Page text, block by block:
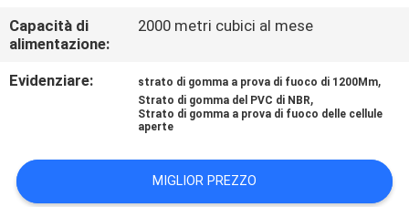
RICHIEDA
UNA
MAPPA
DEL
Capacità di
alimentazione:
2000 metri cubici al mese
Evidenziare: strato di gomma a prova di fuoco di 1200Mm,
Strato di gomma del PVC di NBR,
Strato di gomma a prova di fuoco delle cellule
aperte
MIGLIOR PREZZO